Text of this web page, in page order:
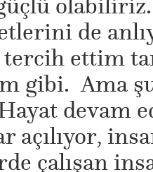
de
tercih ettim
gibi. Ama
devam
açılıyor,
çalışan